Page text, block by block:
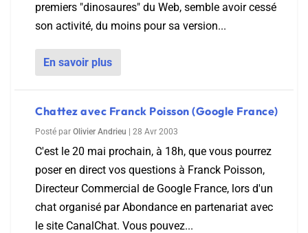
premiers "dinosaures" du Web, semble avoir cessé
son activité, du moins pour sa version...
En savoir plus
Chattez avec Franck Poisson (Google France)
Posté par Olivier Andrieu 28 Avr 2003
C'est le 20 mai prochain, à 18h, que vous pourrez
poser en direct vos questions à Franck Poisson,
Directeur Commercial de Google France, lors d'un
chat organisé par Abondance en partenariat avec
le site CanalChat. Vous pouvez...